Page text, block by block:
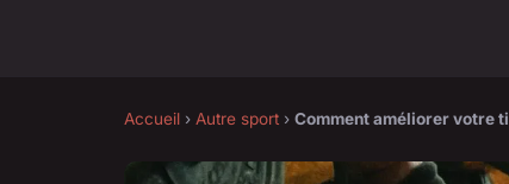
Accueil › Autre sport › Comment améliorer votre